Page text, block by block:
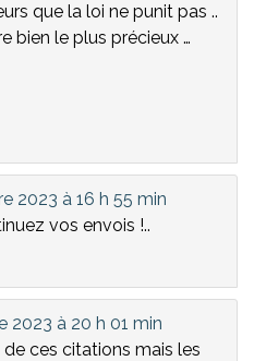
que la loi ne punit pas ..
bien le plus précieux …
2023 à 16 h 55 min
vos envois !..
2023 à 20 h 01 min
ces citations mais les